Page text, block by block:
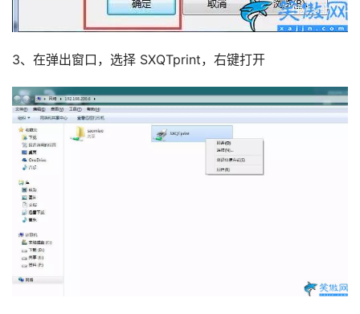
3、在弹出窗口，选择 SXQTprint，右键打开